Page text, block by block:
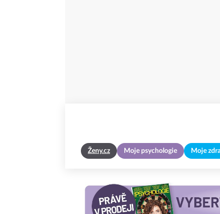
Ženy.cz Moje psychologie Moje